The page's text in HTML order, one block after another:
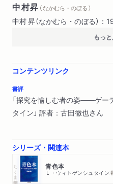
中村昇 （ なかむら・のぼる ）
中村 昇（なかむら・のぼる）：
もっ
コンテンツリンク
書評
「探究を愉しむ者の姿――ゲー
タイン」 評者：古田徹也さん
シリーズ・関連本
ちくま学芸文庫 青色本
Ｌ・ウィトゲンシュタイン